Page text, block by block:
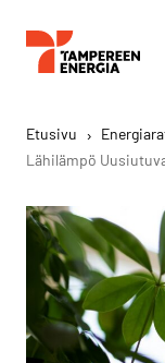
Etusivu ›
Lähilämpö